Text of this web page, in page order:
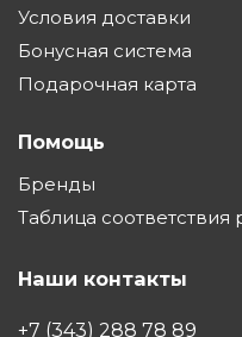
Условия доставки
Бонусная система
Подарочная карта
Помощь
Бренды
Таблица
Наши контакты
+7 (343) 288 78 89